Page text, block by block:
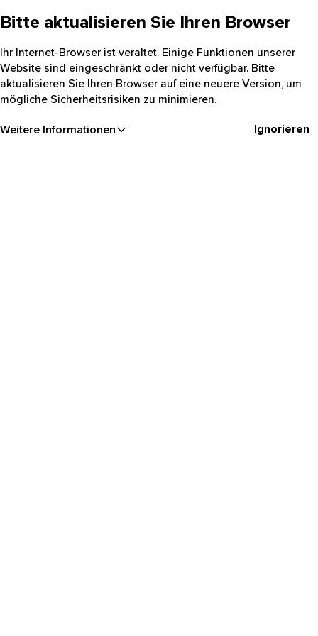
Bitte aktualisieren Sie Ihren Browser
Ihr Internet-Browser ist veraltet. Einige Funktionen unserer
Website sind eingeschränkt oder nicht verfügbar. Bitte
aktualisieren Sie Ihren Browser auf eine neuere Version, um
mögliche Sicherheitsrisiken zu minimieren.
Weitere Informationen Ignorieren